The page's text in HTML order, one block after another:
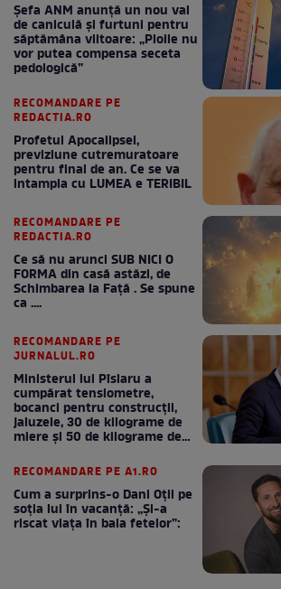
Șefa ANM anunță un nou val
de caniculă și furtuni pentru
săptămâna viitoare: „Ploile nu
vor putea compensa seceta
pedologică”
RECOMANDARE PE
REDACTIA.RO
Profetul Apocalipsei,
previziune cutremuratoare
pentru final de an. Ce se va
intampla cu LUMEA e TERIBIL
RECOMANDARE PE
REDACTIA.RO
Ce să nu arunci SUB NICI O
FORMA din casă astăzi, de
Schimbarea la Față . Se spune
ca ....
RECOMANDARE PE
JURNALUL.RO
Ministerul lui Pîslaru a
cumpărat tensiometre,
bocanci pentru construcții,
jaluzele, 30 de kilograme de
miere și 50 de kilograme de
RECOMANDARE PE A1.RO
Cum a surprins-o Dani Oțil pe
soția lui în vacanță: „Și-a
riscat viața în baia fetelor”: